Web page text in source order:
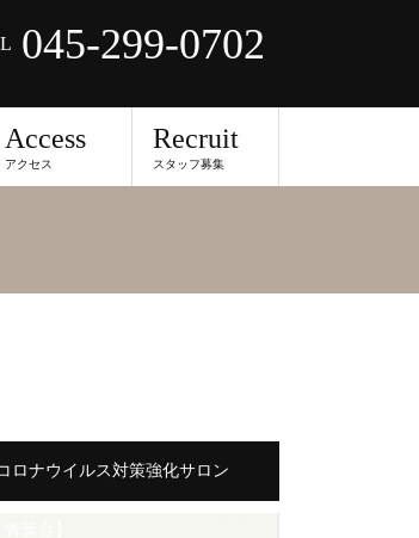
045-299-0702
Access
アクセス
Recruit
スタッフ募集
ロナウイルス対策強化サロン